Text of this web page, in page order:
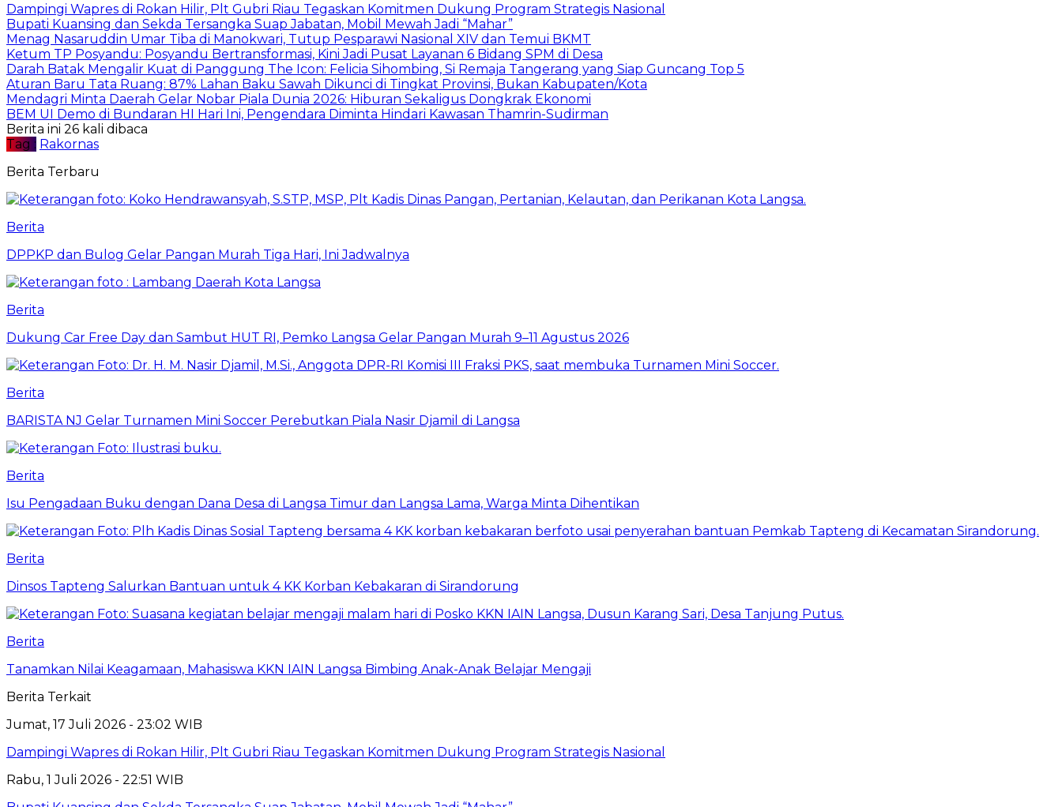
Dampingi Wapres di Rokan Hilir, Plt Gubri Riau Tegaskan Komitmen Dukung Program Strategis Nasional
Bupati Kuansing dan Sekda Tersangka Suap Jabatan, Mobil Mewah Jadi “Mahar”
Menag Nasaruddin Umar Tiba di Manokwari, Tutup Pesparawi Nasional XIV dan Temui BKMT
Ketum TP Posyandu: Posyandu Bertransformasi, Kini Jadi Pusat Layanan 6 Bidang SPM di Desa
Darah Batak Mengalir Kuat di Panggung The Icon: Felicia Sihombing, Si Remaja Tangerang yang Siap Guncang Top 5
Aturan Baru Tata Ruang: 87% Lahan Baku Sawah Dikunci di Tingkat Provinsi, Bukan Kabupaten/Kota
Mendagri Minta Daerah Gelar Nobar Piala Dunia 2026: Hiburan Sekaligus Dongkrak Ekonomi
BEM UI Demo di Bundaran HI Hari Ini, Pengendara Diminta Hindari Kawasan Thamrin-Sudirman
Berita ini 26 kali dibaca
Tag : Rakornas
Berita Terbaru
Berita
DPPKP dan Bulog Gelar Pangan Murah Tiga Hari, Ini Jadwalnya
Berita
Dukung Car Free Day dan Sambut HUT RI, Pemko Langsa Gelar Pangan Murah 9–11 Agustus 2026
Berita
BARISTA NJ Gelar Turnamen Mini Soccer Perebutkan Piala Nasir Djamil di Langsa
Berita
Isu Pengadaan Buku dengan Dana Desa di Langsa Timur dan Langsa Lama, Warga Minta Dihentikan
Berita
Dinsos Tapteng Salurkan Bantuan untuk 4 KK Korban Kebakaran di Sirandorung
Berita
Tanamkan Nilai Keagamaan, Mahasiswa KKN IAIN Langsa Bimbing Anak-Anak Belajar Mengaji
Berita Terkait
Jumat, 17 Juli 2026 - 23:02 WIB
Dampingi Wapres di Rokan Hilir, Plt Gubri Riau Tegaskan Komitmen Dukung Program Strategis Nasional
Rabu, 1 Juli 2026 - 22:51 WIB